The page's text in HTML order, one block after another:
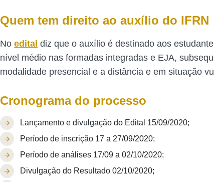
Quem tem direito ao auxílio do IFRN
No edital diz que o auxílio é destinado aos
nível médio nas formadas integradas e EJA,
modalidade presencial e a distância e em situação
Cronograma do processo
Lançamento e divulgação do Edital 15/09/2020;
Período de inscrição 17 a 27/09/2020;
Período de análises 17/09 a 02/10/2020;
Divulgação do Resultado 02/10/2020;